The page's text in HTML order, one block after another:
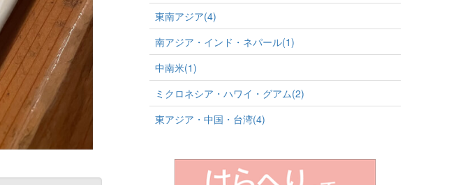
東南アジア(4)
南アジア・インド・ネパール(1)
中南米(1)
ミクロネシア・ハワイ・グアム(2)
東アジア・中国・台湾(4)